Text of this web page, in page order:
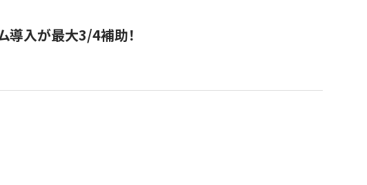
導入が最大3/4補助！